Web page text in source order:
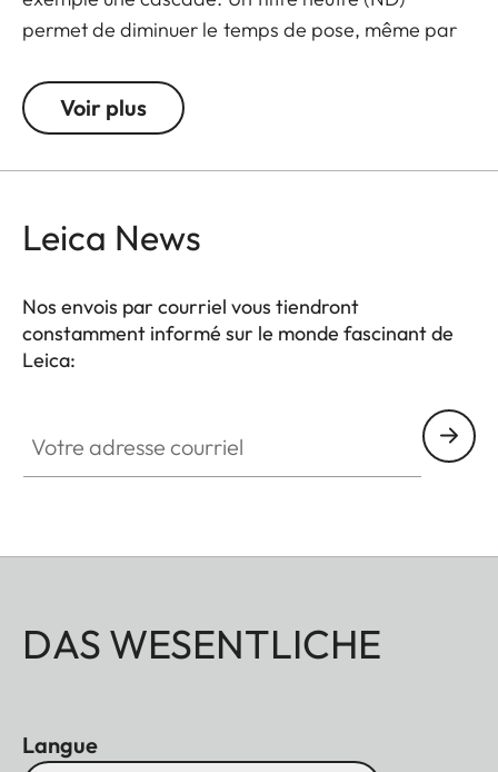
permet de diminuer le temps de pose, même par
lumière qui entre dans l'objectif. Le rendu de
couleurs n'est pas affecté et en contre-jour, les
avec une faible profondeur de champ.
Voir plus
Leica News
Nos envois par courriel vous tiendront
constamment informé sur le monde fascinant de
Leica:
DAS WESENTLICHE
Langue